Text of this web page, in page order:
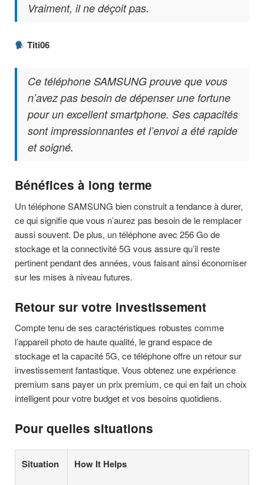
Vraiment, il ne déçoit pas.
Titi06
Ce téléphone SAMSUNG prouve que vous
n’avez pas besoin de dépenser une fortune
pour un excellent smartphone. Ses capacités
sont impressionnantes et l’envoi a été rapide
et soigné.
Bénéfices à long terme
Un téléphone SAMSUNG bien construit a tendance à durer,
ce qui signifie que vous n’aurez pas besoin de le remplacer
aussi souvent. De plus, un téléphone avec 256 Go de
stockage et la connectivité 5G vous assure qu’il reste
pertinent pendant des années, vous faisant ainsi économiser
sur les mises à niveau futures.
Retour sur votre investissement
Compte tenu de ses caractéristiques robustes comme
l’appareil photo de haute qualité, le grand espace de
stockage et la capacité 5G, ce téléphone offre un retour sur
investissement fantastique. Vous obtenez une expérience
premium sans payer un prix premium, ce qui en fait un choix
intelligent pour votre budget et vos besoins quotidiens.
Pour quelles situations
Situation How It Helps